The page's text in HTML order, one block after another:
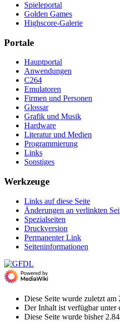
Spieleportal
Golden Games
Highscore-Galerie
Portale
Hauptportal
Anwendungen
C264
Emulatoren
Firmen und Personen
Glossar
Grafik und Musik
Hardware
Literatur und Medien
Programmierung
Links
Sonstiges
Werkzeuge
Links auf diese Seite
Änderungen an verlinkten
Spezialseiten
Druckversion
Permanenter Link
Seiten­­informationen
Diese Seite wurde zuletzt
Der Inhalt ist verfügbar unter
Diese Seite wurde bisher